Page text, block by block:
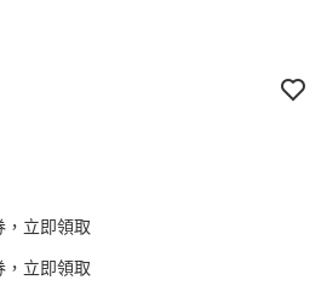
，立即領取
，立即領取